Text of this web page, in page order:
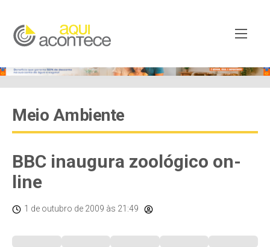
Meio Ambiente
BBC inaugura zoológico on-
line
1 de outubro de 2009 às 21:49